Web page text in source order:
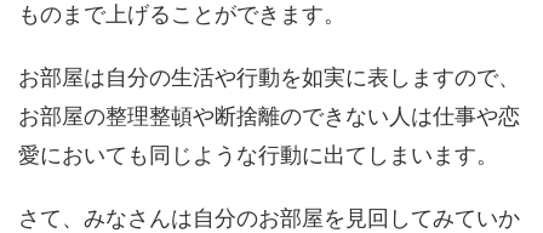
ものまで上げることができます。
お部屋は自分の生活や行動を如実に表しますので、
お部屋の整理整頓や断捨離のできない人は仕事や恋
愛においても同じような行動に出てしまいます。
さて、みなさんは自分のお部屋を見回してみていか